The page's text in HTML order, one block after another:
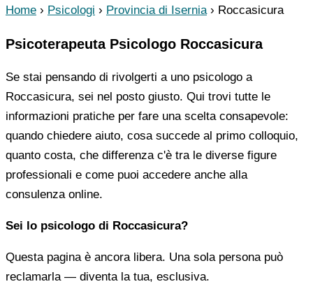
Home › Psicologi › Provincia di Isernia › Roccasicura
Psicoterapeuta Psicologo Roccasicura
Se stai pensando di rivolgerti a uno psicologo a
Roccasicura, sei nel posto giusto. Qui trovi tutte le
informazioni pratiche per fare una scelta consapevole:
quando chiedere aiuto, cosa succede al primo colloquio,
quanto costa, che differenza c'è tra le diverse figure
professionali e come puoi accedere anche alla
consulenza online.
Sei lo psicologo di Roccasicura?
Questa pagina è ancora libera. Una sola persona può
reclamarla — diventa la tua, esclusiva.